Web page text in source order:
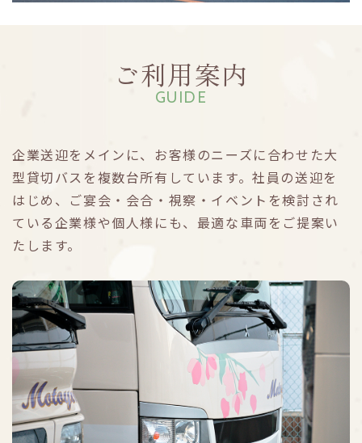
ご利用案内
GUIDE
企業送迎をメインに、お客様のニーズに合わせた大
型貸切バスを複数台所有しています。社員の送迎を
はじめ、ご宴会・会合・視察・イベントを検討され
ている企業様や個人様にも、最適な車両をご提案い
たします。